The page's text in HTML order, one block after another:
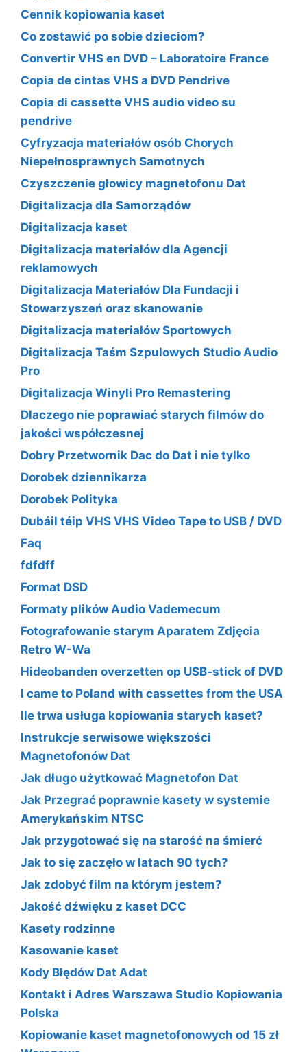
Cennik kopiowania kaset
Co zostawić po sobie dzieciom?
Convertir VHS en DVD – Laboratoire France
Copia de cintas VHS a DVD Pendrive
Copia di cassette VHS audio video su
pendrive
Cyfryzacja materiałów osób Chorych
Niepełnosprawnych Samotnych
Czyszczenie głowicy magnetofonu Dat
Digitalizacja dla Samorządów
Digitalizacja kaset
Digitalizacja materiałów dla Agencji
reklamowych
Digitalizacja Materiałów Dla Fundacji i
Stowarzyszeń oraz skanowanie
Digitalizacja materiałów Sportowych
Digitalizacja Taśm Szpulowych Studio Audio
Pro
Digitalizacja Winyli Pro Remastering
Dlaczego nie poprawiać starych filmów do
jakości współczesnej
Dobry Przetwornik Dac do Dat i nie tylko
Dorobek dziennikarza
Dorobek Polityka
Dubáil téip VHS VHS Video Tape to USB / DVD
Faq
fdfdff
Format DSD
Formaty plików Audio Vademecum
Fotografowanie starym Aparatem Zdjęcia
Retro W-Wa
Hideobanden overzetten op USB-stick of DVD
I came to Poland with cassettes from the USA
Ile trwa usługa kopiowania starych kaset?
Instrukcje serwisowe większości
Magnetofonów Dat
Jak długo użytkować Magnetofon Dat
Jak Przegrać poprawnie kasety w systemie
Amerykańskim NTSC
Jak przygotować się na starość na śmierć
Jak to się zaczęło w latach 90 tych?
Jak zdobyć film na którym jestem?
Jakość dźwięku z kaset DCC
Kasety rodzinne
Kasowanie kaset
Kody Błędów Dat Adat
Kontakt i Adres Warszawa Studio Kopiowania
Polska
Kopiowanie kaset magnetofonowych od 15 zł